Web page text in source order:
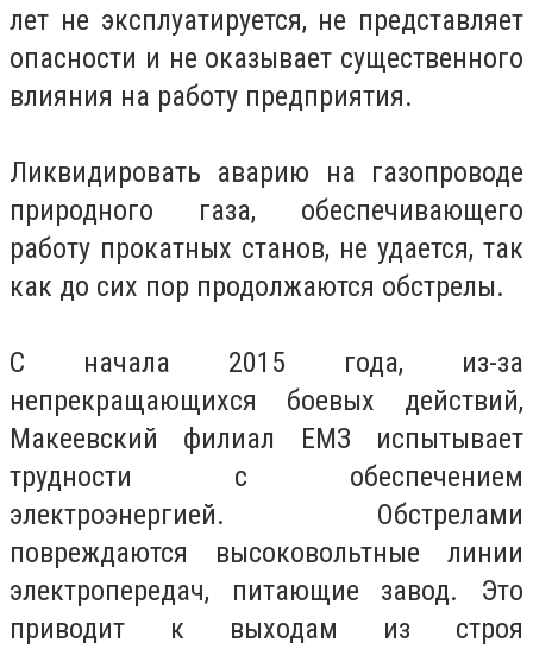
лет не эксплуатируется, не представляет
опасности и не оказывает существенного
влияния на работу предприятия.
Ликвидировать аварию на газопроводе
природного газа, обеспечивающего
работу прокатных станов, не удается, так
как до сих пор продолжаются обстрелы.
С начала 2015 года, из-за
непрекращающихся боевых действий,
Макеевский филиал ЕМЗ испытывает
трудности с обеспечением
электроэнергией. Обстрелами
повреждаются высоковольтные линии
электропередач, питающие завод. Это
приводит к выходам из строя